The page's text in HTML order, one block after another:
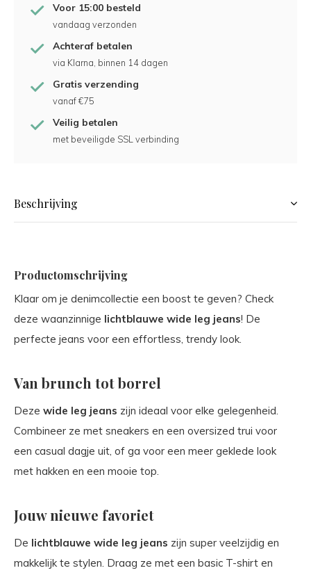
Voor 15:00 besteld
vandaag verzonden
Achteraf betalen
via Klarna, binnen 14 dagen
Gratis verzending
vanaf €75
Veilig betalen
met beveiligde SSL verbinding
Beschrijving
Productomschrijving
Klaar om je denimcollectie een boost te geven? Check
deze waanzinnige lichtblauwe wide leg jeans! De
perfecte jeans voor een effortless, trendy look.
Van brunch tot borrel
Deze wide leg jeans zijn ideaal voor elke gelegenheid.
Combineer ze met sneakers en een oversized trui voor
een casual dagje uit, of ga voor een meer geklede look
met hakken en een mooie top.
Jouw nieuwe favoriet
De lichtblauwe wide leg jeans zijn super veelzijdig en
makkelijk te stylen. Draag ze met een basic T-shirt en